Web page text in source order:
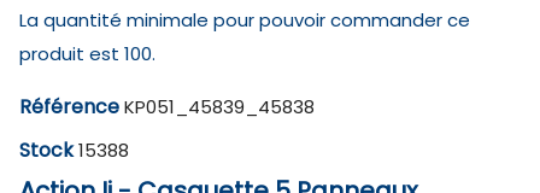
La quantité minimale pour pouvoir commander ce
produit est 100.
RéférenceKP051_45839_45838
Stock15388